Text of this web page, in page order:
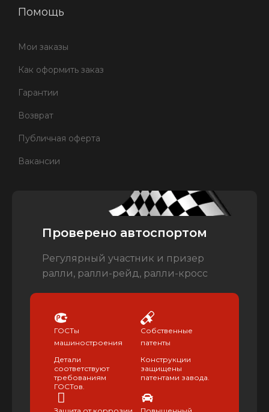
Помощь
Мои заказы
Как оформить заказ
Гарантии
Возврат
Публичная оферта
Вакансии
Проверено автоспортом
Регулярный участник и призер
ралли, ралли-рейд, ралли-кросс
ГОСТы
машиностроения
Детали
соответствуют
требованиям
ГОСТов.
Собственные
патенты
Конструкции
защищены
патентами завода.